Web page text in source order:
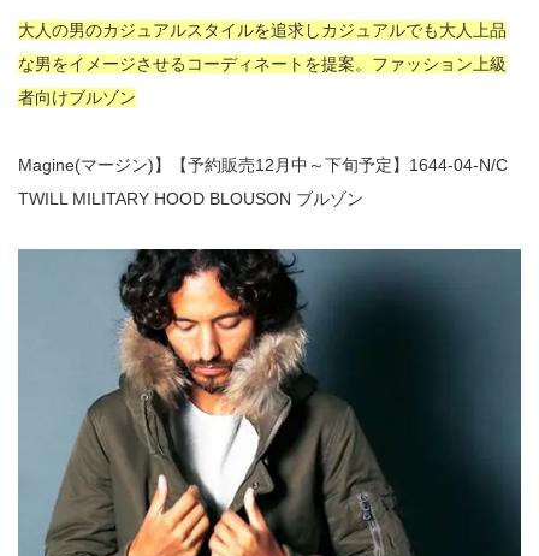
大人の男のカジュアルスタイルを追求しカジュアルでも大人上品
な男をイメージさせるコーディネートを提案。ファッション上級
者向けブルゾン
Magine(マージン)】【予約販売12月中～下旬予定】1644-04-N/C
TWILL MILITARY HOOD BLOUSON ブルゾン